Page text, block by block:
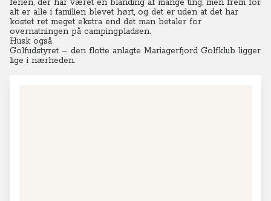
ferien, der har været en blanding af mange ting, men frem for
alt er alle i familien blevet hørt, og det er uden at det har
kostet ret meget ekstra end det man betaler for
overnatningen på campingpladsen.
Husk også
Golfudstyret – den flotte anlagte Mariagerfjord Golfklub ligger
lige i nærheden.